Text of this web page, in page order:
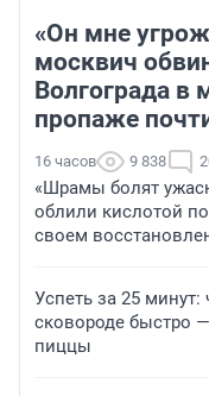
«Он мне
москвич
Волгограда в
пропаже
16 часов 9 838
«Шрамы болят
облили кислотой
своем
Успеть за 25
сковороде быстро
пиццы